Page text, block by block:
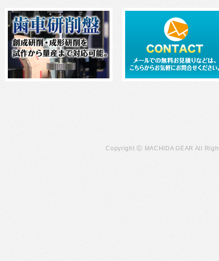
Copyright Ⓒ MACHIDA GEAR All